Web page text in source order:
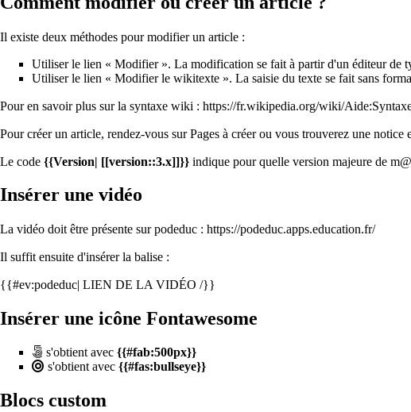
Il existe deux méthodes pour modifier un article :
Utiliser le lien « Modifier ». La modification se fait à partir d'un éditeur de
Utiliser le lien « Modifier le wikitexte ». La saisie du texte se fait sans
Pour en savoir plus sur la syntaxe wiki : https://fr.wikipedia.org/wiki/
Pour créer un article, rendez-vous surPages à créerou vous trouverez une notice
Le code {{Version| [[version::3.x]]}} indique pour quelle version majeure de
Insérer une vidéo
La vidéo doit être présente sur podeduc : https://podeduc.apps.education.fr/
Il suffit ensuite d'insérer la balise :
{{#ev:podeduc| LIEN DE LA VIDÉO /}}
Insérer une icône Fontawesome
s'obtient avec {{#fab:500px}}
s'obtient avec {{#fas:bullseye}}
Blocs custom